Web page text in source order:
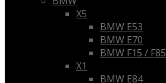
X5
BMW E53
BMW E70
BMW F15 / F85
X1
BMW E84